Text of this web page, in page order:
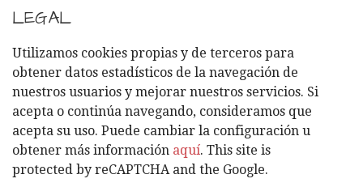
T
E
G
O
R
Í
A
S
LEGAL
Utilizamos cookies propias y de terceros para
obtener datos estadísticos de la navegación de
nuestros usuarios y mejorar nuestros servicios. Si
acepta o continúa navegando, consideramos que
acepta su uso. Puede cambiar la configuración u
obtener más información aquí. This site is
protected by reCAPTCHA and the Google.